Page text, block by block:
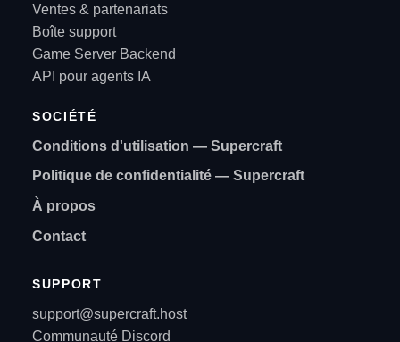
Ventes & partenariats
Boîte support
Game Server Backend
API pour agents IA
SOCIÉTÉ
Conditions d'utilisation — Supercraft
Politique de confidentialité — Supercraft
À propos
Contact
SUPPORT
support@supercraft.host
Communauté Discord